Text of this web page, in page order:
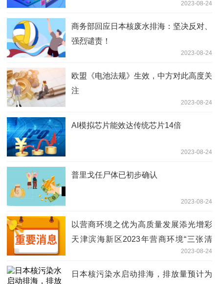
2023-08-24
商务部回应日本核废水排海：坚决反对、
强烈谴责！
2023-08-24
欧盟《电池法规》生效，中方对此高度关
注
2023-08-24
AI模拟芯片能效达传统芯片14倍
2023-08-24
普里戈任尸体已初步确认
2023-08-24
以营商环境之优为高质量发展添光增彩
天津滨海新区2023年营商环境“三张清
2023-08-24
日本核污染水启动排海，排放量预计为